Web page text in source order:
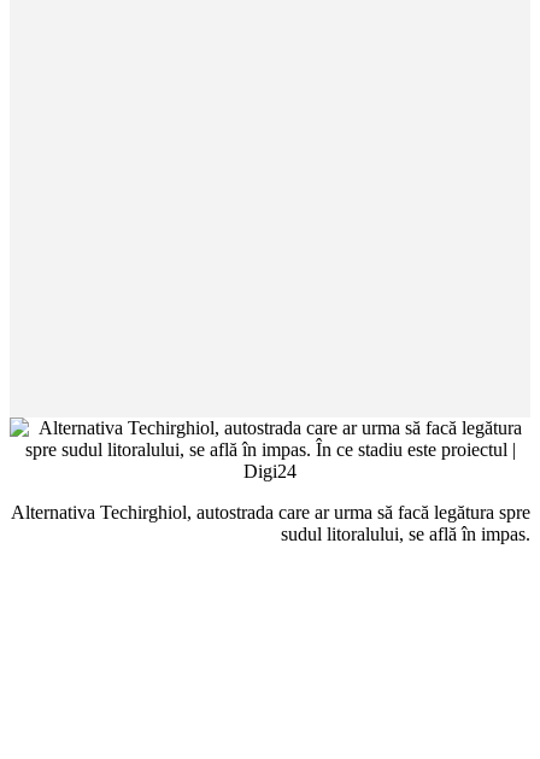
Alternativa Techirghiol, autostrada care ar urma să facă legătura spre
sudul litoralului, se află în impas.